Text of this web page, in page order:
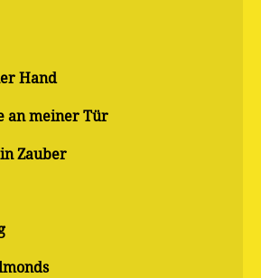
Hand
an meiner Tür
Zauber